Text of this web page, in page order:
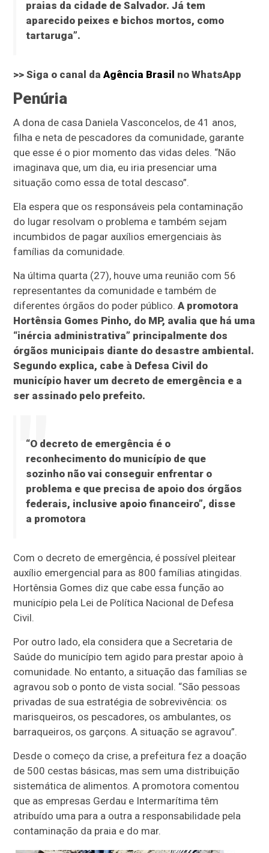
praias da cidade de Salvador. Já tem
aparecido peixes e bichos mortos, como
tartaruga”.
>> Siga o canal daAgência Brasil no WhatsApp
Penúria
A dona de casa Daniela Vasconcelos, de 41 anos,
filha e neta de pescadores da comunidade, garante
que esse é o pior momento das vidas deles. “Não
imaginava que, um dia, eu iria presenciar uma
situação como essa de total descaso”.
Ela espera que os responsáveis pela contaminação
do lugar resolvam o problema e também sejam
incumbidos de pagar auxílios emergenciais às
famílias da comunidade.
Na última quarta (27), houve uma reunião com 56
representantes da comunidade e também de
diferentes órgãos do poder público.A promotora
Hortênsia Gomes Pinho, do MP, avalia que há uma
“inércia administrativa” principalmente dos
órgãos municipais diante do desastre ambiental.
Segundo explica, cabe à Defesa Civil do
município haver um decreto de emergência e a
ser assinado pelo prefeito.
“O decreto de emergência é o
reconhecimento do município de que
sozinho não vai conseguir enfrentar o
problema e que precisa de apoio dos órgãos
federais, inclusive apoio financeiro”, disse
a promotora
Com o decreto de emergência, é possível pleitear
auxílio emergencial para as 800 famílias atingidas.
Hortênsia Gomes diz que cabe essa função ao
município pela Lei de Política Nacional de Defesa
Civil.
Por outro lado, ela considera que a Secretaria de
Saúde do município tem agido para prestar apoio à
comunidade. No entanto, a situação das famílias se
agravou sob o ponto de vista social. “São pessoas
privadas de sua estratégia de sobrevivência: os
marisqueiros, os pescadores, os ambulantes, os
barraqueiros, os garçons. A situação se agravou”.
Desde o começo da crise, a prefeitura fez a doação
de 500 cestas básicas, mas sem uma distribuição
sistemática de alimentos. A promotora comentou
que as empresas Gerdau e Intermarítima têm
atribuído uma para a outra a responsabilidade pela
contaminação da praia e do mar.